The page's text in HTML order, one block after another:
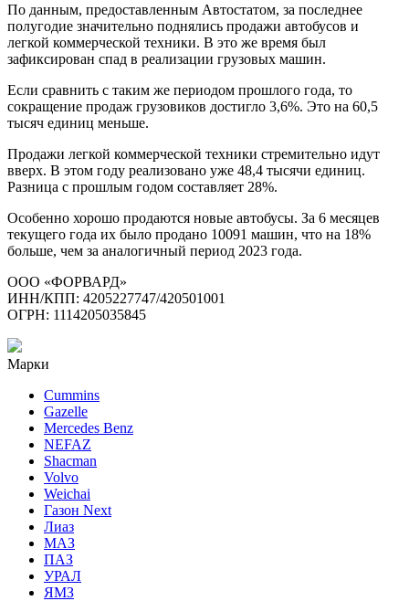
По данным, предоставленным Автостатом, за последнее
полугодие значительно поднялись продажи автобусов и
легкой коммерческой техники. В это же время был
зафиксирован спад в реализации грузовых машин.
Если сравнить с таким же периодом прошлого года, то
сокращение продаж грузовиков достигло 3,6%. Это на 60,5
тысяч единиц меньше.
Продажи легкой коммерческой техники стремительно идут
вверх. В этом году реализовано уже 48,4 тысячи единиц.
Разница с прошлым годом составляет 28%.
Особенно хорошо продаются новые автобусы. За 6 месяцев
текущего года их было продано 10091 машин, что на 18%
больше, чем за аналогичный период 2023 года.
ООО «ФОРВАРД»
ИНН/КПП: 4205227747/420501001
ОГРН: 1114205035845
Марки
Cummins
Gazelle
Mercedes Benz
NEFAZ
Shacman
Volvo
Weichai
Газон Next
Лиаз
МАЗ
ПАЗ
УРАЛ
ЯМЗ